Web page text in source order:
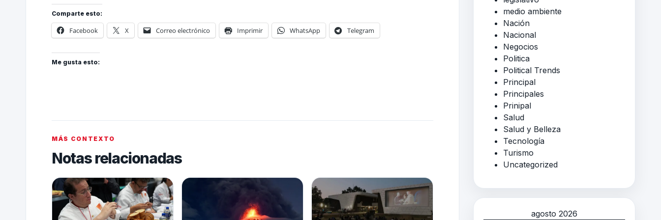
Comparte esto:
Facebook X Correo electrónico Imprimir WhatsApp Telegram
Me gusta esto:
MÁS CONTEXTO
Notas relacionadas
medio ambiente
Nación
Nacional
Negocios
Politica
Political Trends
Principal
Principales
Prinipal
Salud
Salud y Belleza
Tecnología
Turismo
Uncategorized
agosto 2026